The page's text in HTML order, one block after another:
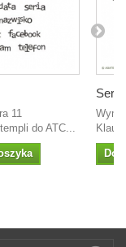
11
do ATC...